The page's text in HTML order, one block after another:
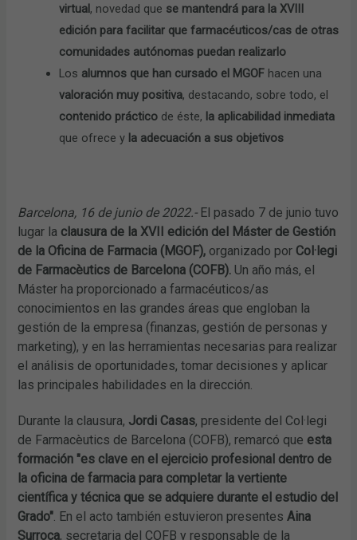
virtual, novedad que se mantendrá para la XVIII
edición para facilitar que farmacéuticos/cas de otras
comunidades autónomas puedan realizarlo
Los alumnos que han cursado el MGOF hacen una
valoración muy positiva, destacando, sobre todo, el
contenido práctico de éste, la aplicabilidad inmediata
que ofrece y la adecuación a sus objetivos
Barcelona, 16 de junio de 2022.- El pasado 7 de junio tuvo
lugar la clausura de la XVII edición del Máster de Gestión
de la Oficina de Farmacia (MGOF), organizado por Col·legi
de Farmacèutics de Barcelona (COFB). Un año más, el
Máster ha proporcionado a farmacéuticos/as
conocimientos en las grandes áreas que engloban la
gestión de la empresa (finanzas, gestión de personas y
marketing), y en las herramientas necesarias para realizar
el análisis de oportunidades, tomar decisiones y aplicar
las principales habilidades en la dirección.
Durante la clausura, Jordi Casas, presidente del Col·legi
de Farmacèutics de Barcelona (COFB), remarcó que esta
formación "es clave en el ejercicio profesional dentro de
la oficina de farmacia para completar la vertiente
científica y técnica que se adquiere durante el estudio del
Grado". En el acto también estuvieron presentesAina
Surroca, secretaria del COFB y responsable de la